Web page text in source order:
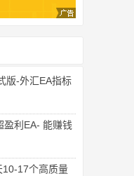
版-外汇EA指标
盈利EA- 能赚钱
10-17个高质量